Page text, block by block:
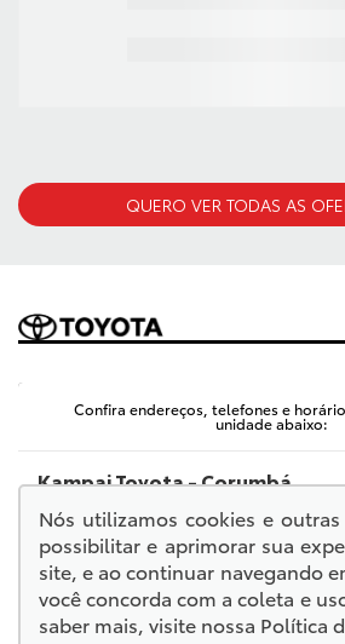
QUERO VER TODAS AS
Confira endereços, telefones e
unidade abaixo:
Kampai Toyota - Corumbá
Kampai Toyota - Chapadão do
Kampai Toyota - Campo
Nós utilizamos cookies e
possibilitar e aprimorar sua
site, e ao continuar navegando
você concorda com a coleta e
saber mais, visite nossa Política